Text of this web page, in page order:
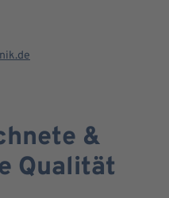
&
Qualität